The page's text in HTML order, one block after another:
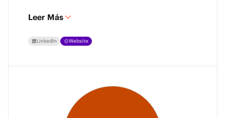
Leer Más
LinkedIn Website